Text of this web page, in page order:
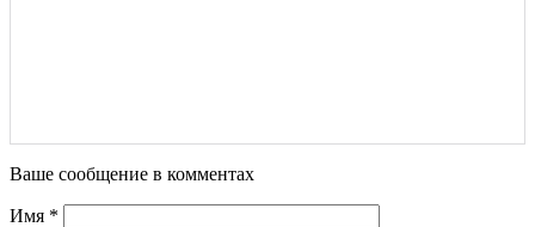
Ваше сообщение в комментах
Имя *